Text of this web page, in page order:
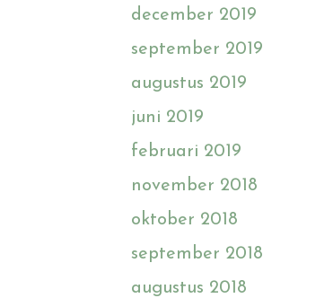
december 2019
september 2019
augustus 2019
juni 2019
februari 2019
november 2018
oktober 2018
september 2018
augustus 2018